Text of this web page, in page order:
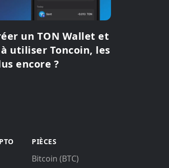
un TON Wallet et
utiliser Toncoin, les
encore ?
PIÈCES
Bitcoin (BTC)